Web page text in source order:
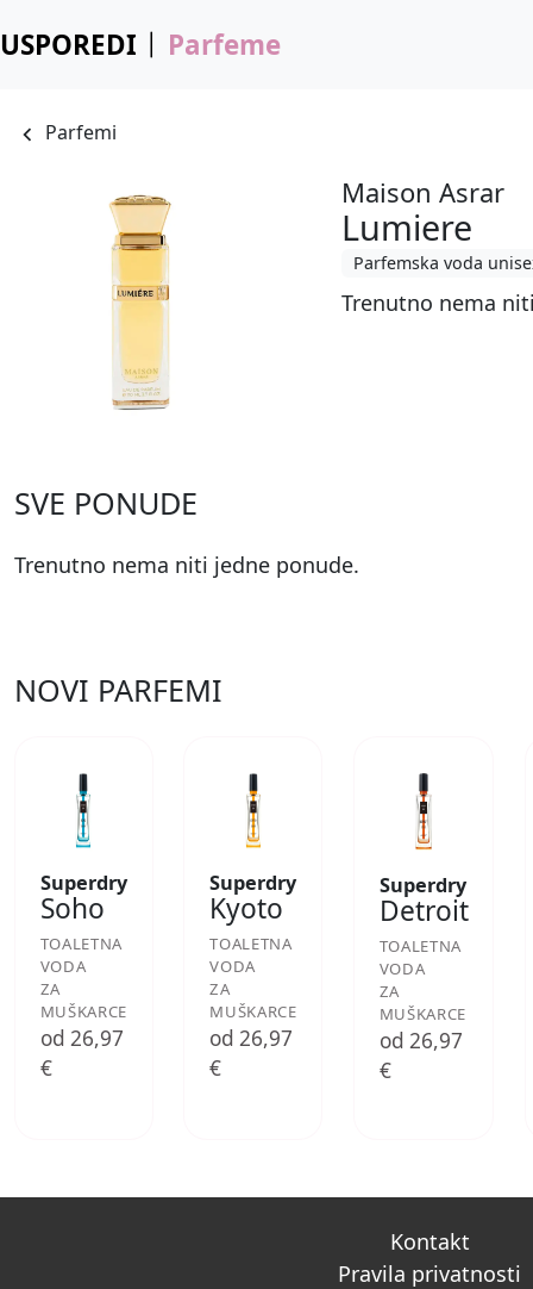
USPOREDI Parfeme
Parfemi
Maison Asrar
Lumiere
Parfemska voda
Trenutno nema
SVE PONUDE
Trenutno nema niti jedne ponude.
NOVI PARFEMI
Superdry
Soho
TOALETNA
VODA
ZA
MUŠKARCE
od 26,97
€
Superdry
Kyoto
TOALETNA
VODA
ZA
MUŠKARCE
od 26,97
€
Superdry
Detroit
TOALETNA
VODA
ZA
MUŠKARCE
od 26,97
€
Kontakt
Pravila privatnosti